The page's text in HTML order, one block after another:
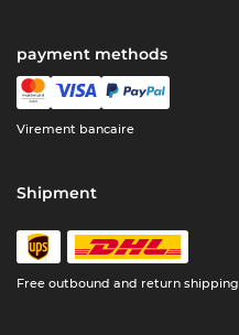
payment methods
Virement bancaire
Shipment
Free outbound and return shipping